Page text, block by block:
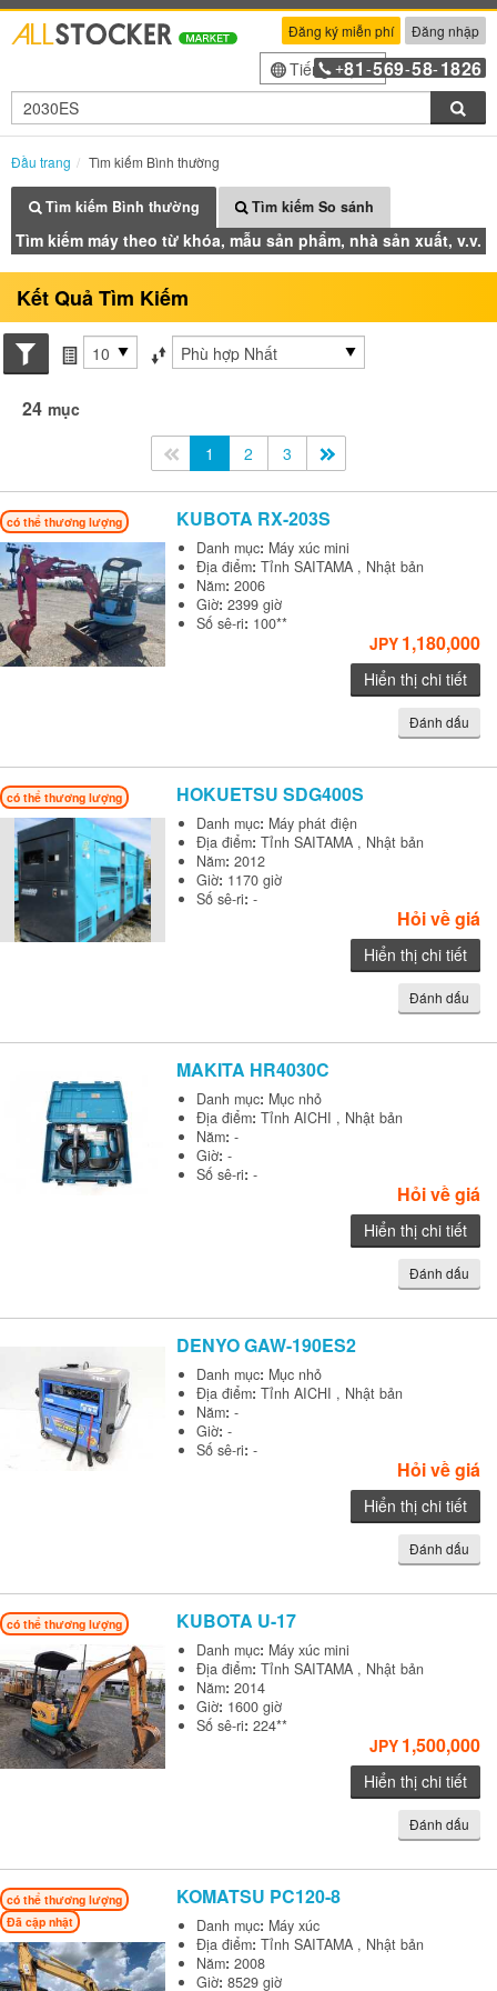
Đăng ký miễn phí Đăng nhập
Tiếng Việt
+81 -569-58-1826
Đầu trang Tìm kiếm Bình thường
Tìm kiếm Bình thường Tìm kiếm So sánh
Tìm kiếm máy theo từ khóa, mẫu sản phẩm, nhà sản xuất, v.v.
Kết Quả Tìm Kiếm
Search conditions
các mục mỗi trang
Sắp xếp theo
24 mục
<<1 2 3
có thể thương lượng KUBOTA RX-203S
Danh mục: Máy xúc mini
Địa điểm:Tỉnh SAITAMA , Nhật bản
Năm:2006
Giờ:2399 giờ
Số sê-ri: 100**
JPY 1,180,000
Hiển thị chi tiết
Đánh dấu
có thể thương lượng HOKUETSUSDG400S
Danh mục: Máy phát điện
Địa điểm:Tỉnh SAITAMA , Nhật bản
Năm:2012
Giờ: 1170 giờ
Số sê-ri:-
Hỏi về giá
Hiển thị chi tiết
Đánh dấu
MAKITA HR4030C
Danh mục: Mục nhỏ
Địa điểm:Tỉnh AICHI , Nhật bản
Năm:-
Giờ:-
Số sê-ri:-
Hỏi về giá
Hiển thị chi tiết
Đánh dấu
DENYOGAW-190ES2
Danh mục: Mục nhỏ
Địa điểm:Tỉnh AICHI , Nhật bản
Năm:-
Giờ:-
Số sê-ri:-
Hỏi về giá
Hiển thị chi tiết
Đánh dấu
có thể thương lượng KUBOTA U-17
Danh mục: Máy xúc mini
Địa điểm:Tỉnh SAITAMA , Nhật bản
Năm:2014
Giờ: 1600 giờ
Số sê-ri:224**
JPY 1,500,000
Hiển thị chi tiết
Đánh dấu
có thể thương lượng
Đã cập nhật
KOMATSU PC120-8
Danh mục: Máy xúc
Địa điểm:Tỉnh SAITAMA , Nhật bản
Năm:2008
Giờ:8529 giờ